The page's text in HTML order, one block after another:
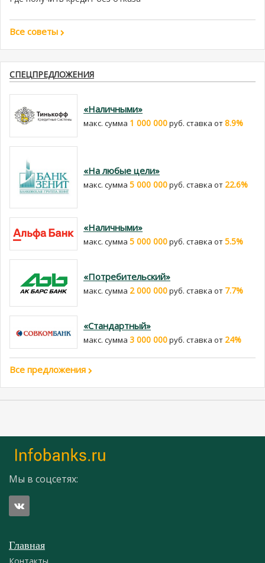
Все советы
СПЕЦПРЕДЛОЖЕНИЯ
«Наличными»
макс. сумма 1 000 000руб. cтавка от8.9%
«На любые цели»
макс. сумма 5 000 000руб. cтавка от 22.6%
«Наличными»
макс. сумма 5 000 000руб. cтавка от5.5%
«Потребительский»
макс. сумма 2 000 000руб. cтавка от 7.7%
«Стандартный»
макс. сумма 3 000 000руб. cтавка от 24%
Все предложения
Мы в соцсетях:
Главная